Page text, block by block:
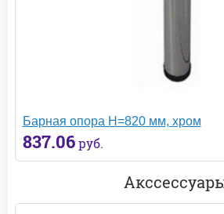
Барная опора H=820 мм, хром
837.06 руб.